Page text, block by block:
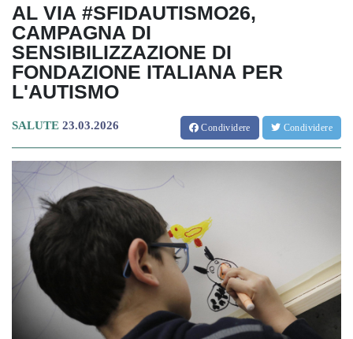
AL VIA #SFIDAUTISMO26,
CAMPAGNA DI
SENSIBILIZZAZIONE DI
FONDAZIONE ITALIANA PER
L'AUTISMO
SALUTE 23.03.2026 Condividere Condividere